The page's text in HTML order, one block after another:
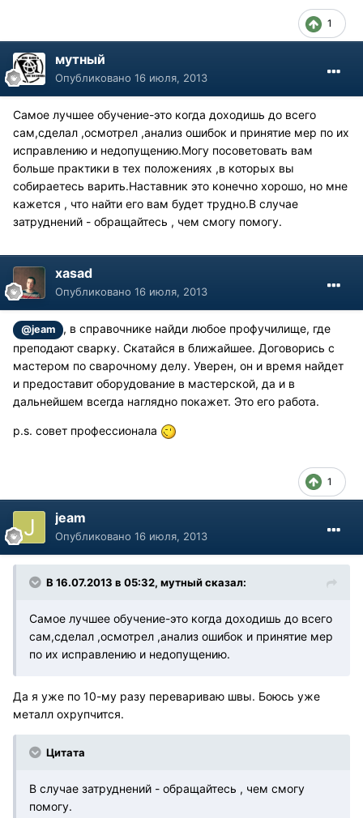
1
мутный
Опубликовано 16 июля, 2013
Самое лучшее обучение-это когда доходишь до всего
сам,сделал ,осмотрел ,анализ ошибок и принятие мер по их
исправлению и недопущению.Могу посоветовать вам
больше практики в тех положениях ,в которых вы
собираетесь варить.Наставник это конечно хорошо, но мне
кажется , что найти его вам будет трудно.В случае
затруднений - обращайтесь , чем смогу помогу.
xasad
Опубликовано 16 июля, 2013
@jeam
, в справочнике найди любое профучилище, где
преподают сварку. Скатайся в ближайшее. Договорись с
мастером по сварочному делу. Уверен, он и время найдет
и предоставит оборудование в мастерской, да и в
дальнейшем всегда наглядно покажет. Это его работа.
p.s. совет профессионала
1
jeam
Опубликовано 16 июля, 2013
В 16.07.2013 в 05:32, мутный сказал:
Самое лучшее обучение-это когда доходишь до всего
сам,сделал ,осмотрел ,анализ ошибок и принятие мер
по их исправлению и недопущению.
Да я уже по 10-му разу перевариваю швы. Боюсь уже
металл охрупчится.
Цитата
В случае затруднений - обращайтесь , чем смогу
помогу.